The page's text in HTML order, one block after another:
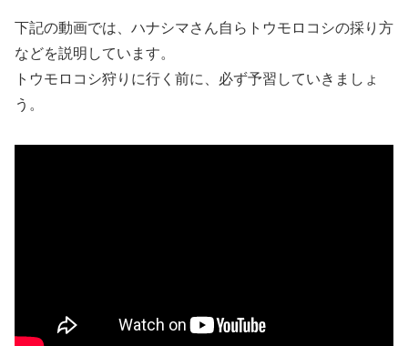
下記の動画では、ハナシマさん自らトウモロコシの採り方
などを説明しています。
トウモロコシ狩りに行く前に、必ず予習していきましょ
う。